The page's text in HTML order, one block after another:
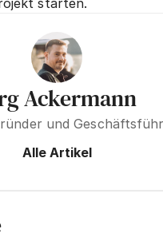
starten.
Ackermann
und
Alle Artikel